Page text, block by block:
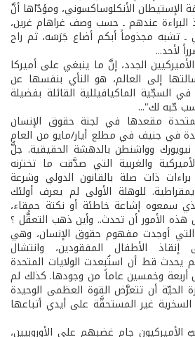
الإستيطان الأنكلوساكسوني، ومؤدّاها أنَّ
إذ البراءة عندهم ـ حسب وصف غراهام غرين،
ـ تشبه مجذوماً أبكم أضاع جَرَسَه، ثم راح
لأحد...
الجدد، إنَّ ما ينبغي على أميركا
إلى العالم، هو النأي بنفسها عن
السجّية الماكيافيللية القائلة بفضيلة
حّبه لك"...
مقعدها في لجنة حقوق الإنسان
في جنيف في مطلع أيار/مايو من العام
نيويورك وواشنطن بالدهشة الحقيقية. جلُّ
والغربية التي صدَّقت ما تختزنه
براءات ذات صلة بالقانون الدولي وشرعة
للوهلة الأولى لم يعرف أولئك
سمعوه إشاعة خاطئة أو نكتة حمقاء،
هذه الأمور أن تحدث.. وأين ذهب التعقُّل ؟
أوجدت مفهوم حقوق الإنسان، وهي
الأطفال المفقودين، وانتشال
يحدث قط أن استُبعدت الولايات المتحدة
أربعة وخمسين عاماً من وجودها. كذلك لم
أن تتعرَّض القوة العظمى الوحيدة
غير المستحقَّة على أيدي أتباعها
جام غضبهم على الأوروبيين،